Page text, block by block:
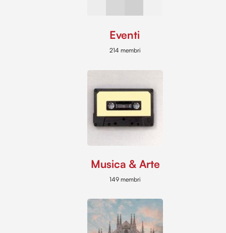
Eventi
214 membri
Musica & Arte
149 membri